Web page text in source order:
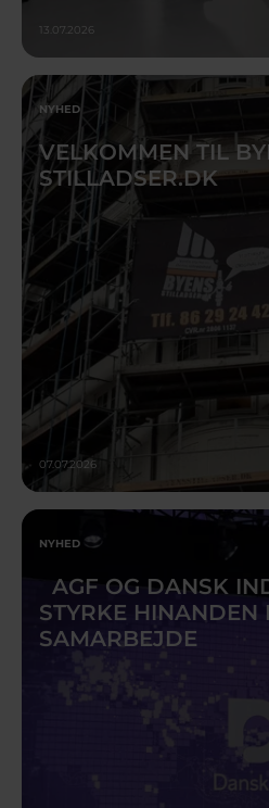
13.07.2026
NYHED
VELKOMMEN TIL
STILLADSER.DK
07.07.2026
NYHED
AGF OG DANSK
STYRKE HINANDEN
SAMARBEJDE